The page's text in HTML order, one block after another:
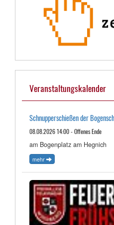
Veranstaltungskalender
Schnupperschießen der
08.08.2026 14:00 - Offenes Ende
am Bogenplatz am Hegnich
mehr